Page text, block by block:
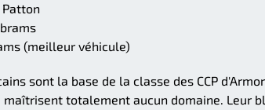
(meilleur véhicule)
sont la base de la classe des CCP
maîtrisent totalement aucun domaine. Leur